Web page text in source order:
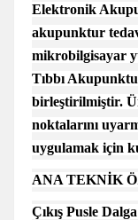
Elektronik
akupunktur
mikrobilgisayar
Tıbbı
birleştirilmiştir.
noktalarını
uygulamak için
ANA TEKNİK
Çıkış Pusle